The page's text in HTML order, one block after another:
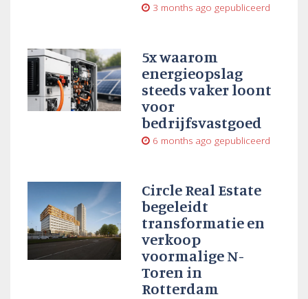
3 months ago gepubliceerd
5x waarom
energieopslag
steeds vaker loont
voor
bedrijfsvastgoed
6 months ago gepubliceerd
Circle Real Estate
begeleidt
transformatie en
verkoop
voormalige N-
Toren in
Rotterdam